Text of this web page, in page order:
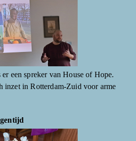
een spreker van House of Hope.
inzet in Rotterdam-Zuid voor arme